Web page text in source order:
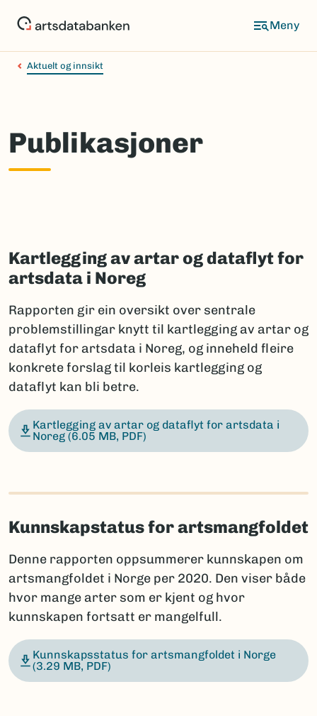
Aktuelt og innsikt
Publikasjoner
Kartlegging av artar og dataflyt for
artsdata i Noreg
Rapporten gir ein oversikt over sentrale
problemstillingar knytt til kartlegging av artar og
dataflyt for artsdata i Noreg, og inneheld fleire
konkrete forslag til korleis kartlegging og
dataflyt kan bli betre.
Kartlegging av artar og dataflyt for artsdata i
Noreg (6.05 MB, PDF)
Kunnskapstatus for artsmangfoldet
Denne rapporten oppsummerer kunnskapen om
artsmangfoldet i Norge per 2020. Den viser både
hvor mange arter som er kjent og hvor
kunnskapen fortsatt er mangelfull.
Kunnskapsstatus for artsmangfoldet i Norge
(3.29 MB, PDF)